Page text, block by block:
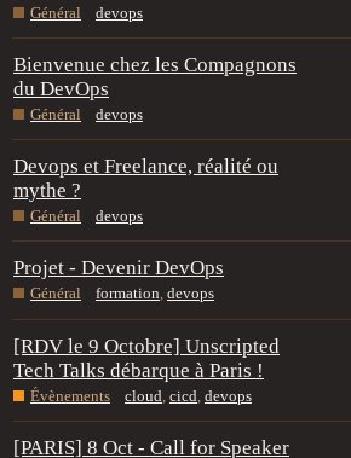
Général devops
Bienvenue chez les Compagnons
du DevOps
Général devops
Devops et Freelance, réalité ou
mythe ?
Général devops
Projet - Devenir DevOps
Général formation, devops
[RDV le 9 Octobre] Unscripted
Tech Talks débarque à Paris !
Évènements cloud, cicd, devops
[PARIS] 8 Oct - Call for Speaker